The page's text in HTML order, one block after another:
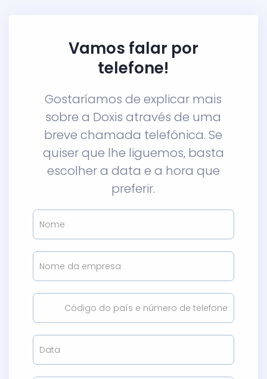
Vamos falar por
telefone!
Gostaríamos de explicar mais
sobre a Doxis através de uma
breve chamada telefónica. Se
quiser que lhe liguemos, basta
escolher a data e a hora que
preferir.